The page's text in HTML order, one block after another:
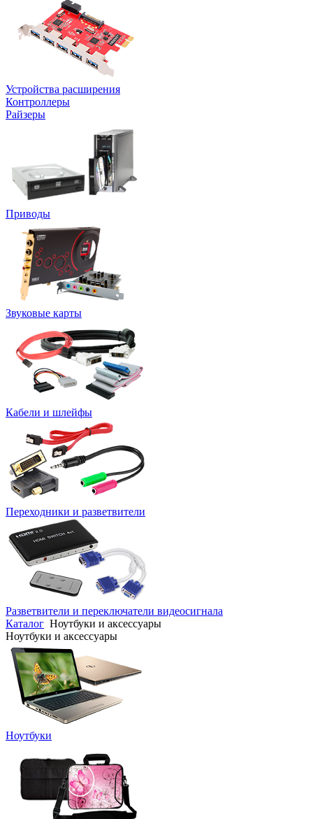
Устройства расширения
Контроллеры
Райзеры
Приводы
Звуковые карты
Кабели и шлейфы
Переходники и разветвители
Разветвители и переключатели видеосигнала
Каталог Ноутбуки и аксессуары
Ноутбуки и аксессуары
Ноутбуки